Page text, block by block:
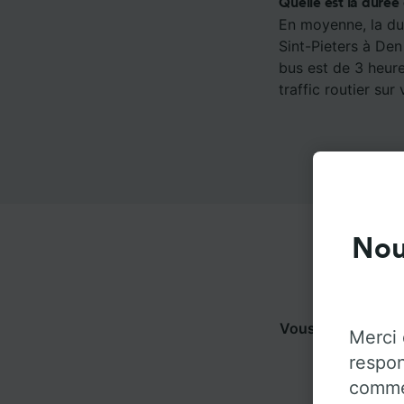
Quelle est la durée
En moyenne, la
Sint-Pieters à
bus est de 3
traffic routier sur
Vous pouvezMerci